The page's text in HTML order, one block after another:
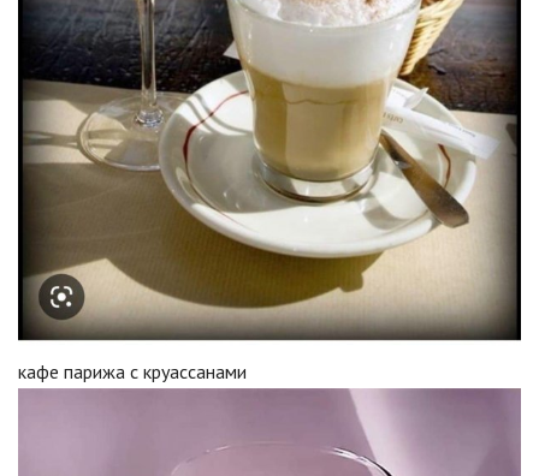
кафе парижа с круассанами